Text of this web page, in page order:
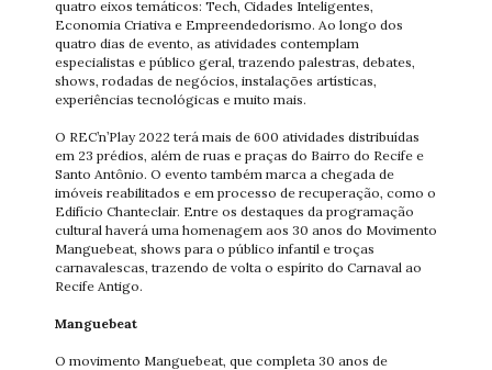
quatro eixos temáticos: Tech, Cidades Inteligentes,
Economia Criativa e Empreendedorismo. Ao longo dos
quatro dias de evento, as atividades contemplam
especialistas e público geral, trazendo palestras, debates,
shows, rodadas de negócios, instalações artísticas,
experiências tecnológicas e muito mais.
O REC’n’Play 2022 terá mais de 600 atividades distribuídas
em 23 prédios, além de ruas e praças do Bairro do Recife e
Santo Antônio. O evento também marca a chegada de
imóveis reabilitados e em processo de recuperação, como o
Edifício Chanteclair. Entre os destaques da programação
cultural haverá uma homenagem aos 30 anos do Movimento
Manguebeat, shows para o público infantil e troças
carnavalescas, trazendo de volta o espírito do Carnaval ao
Recife Antigo.
Manguebeat
O movimento Manguebeat, que completa 30 anos de